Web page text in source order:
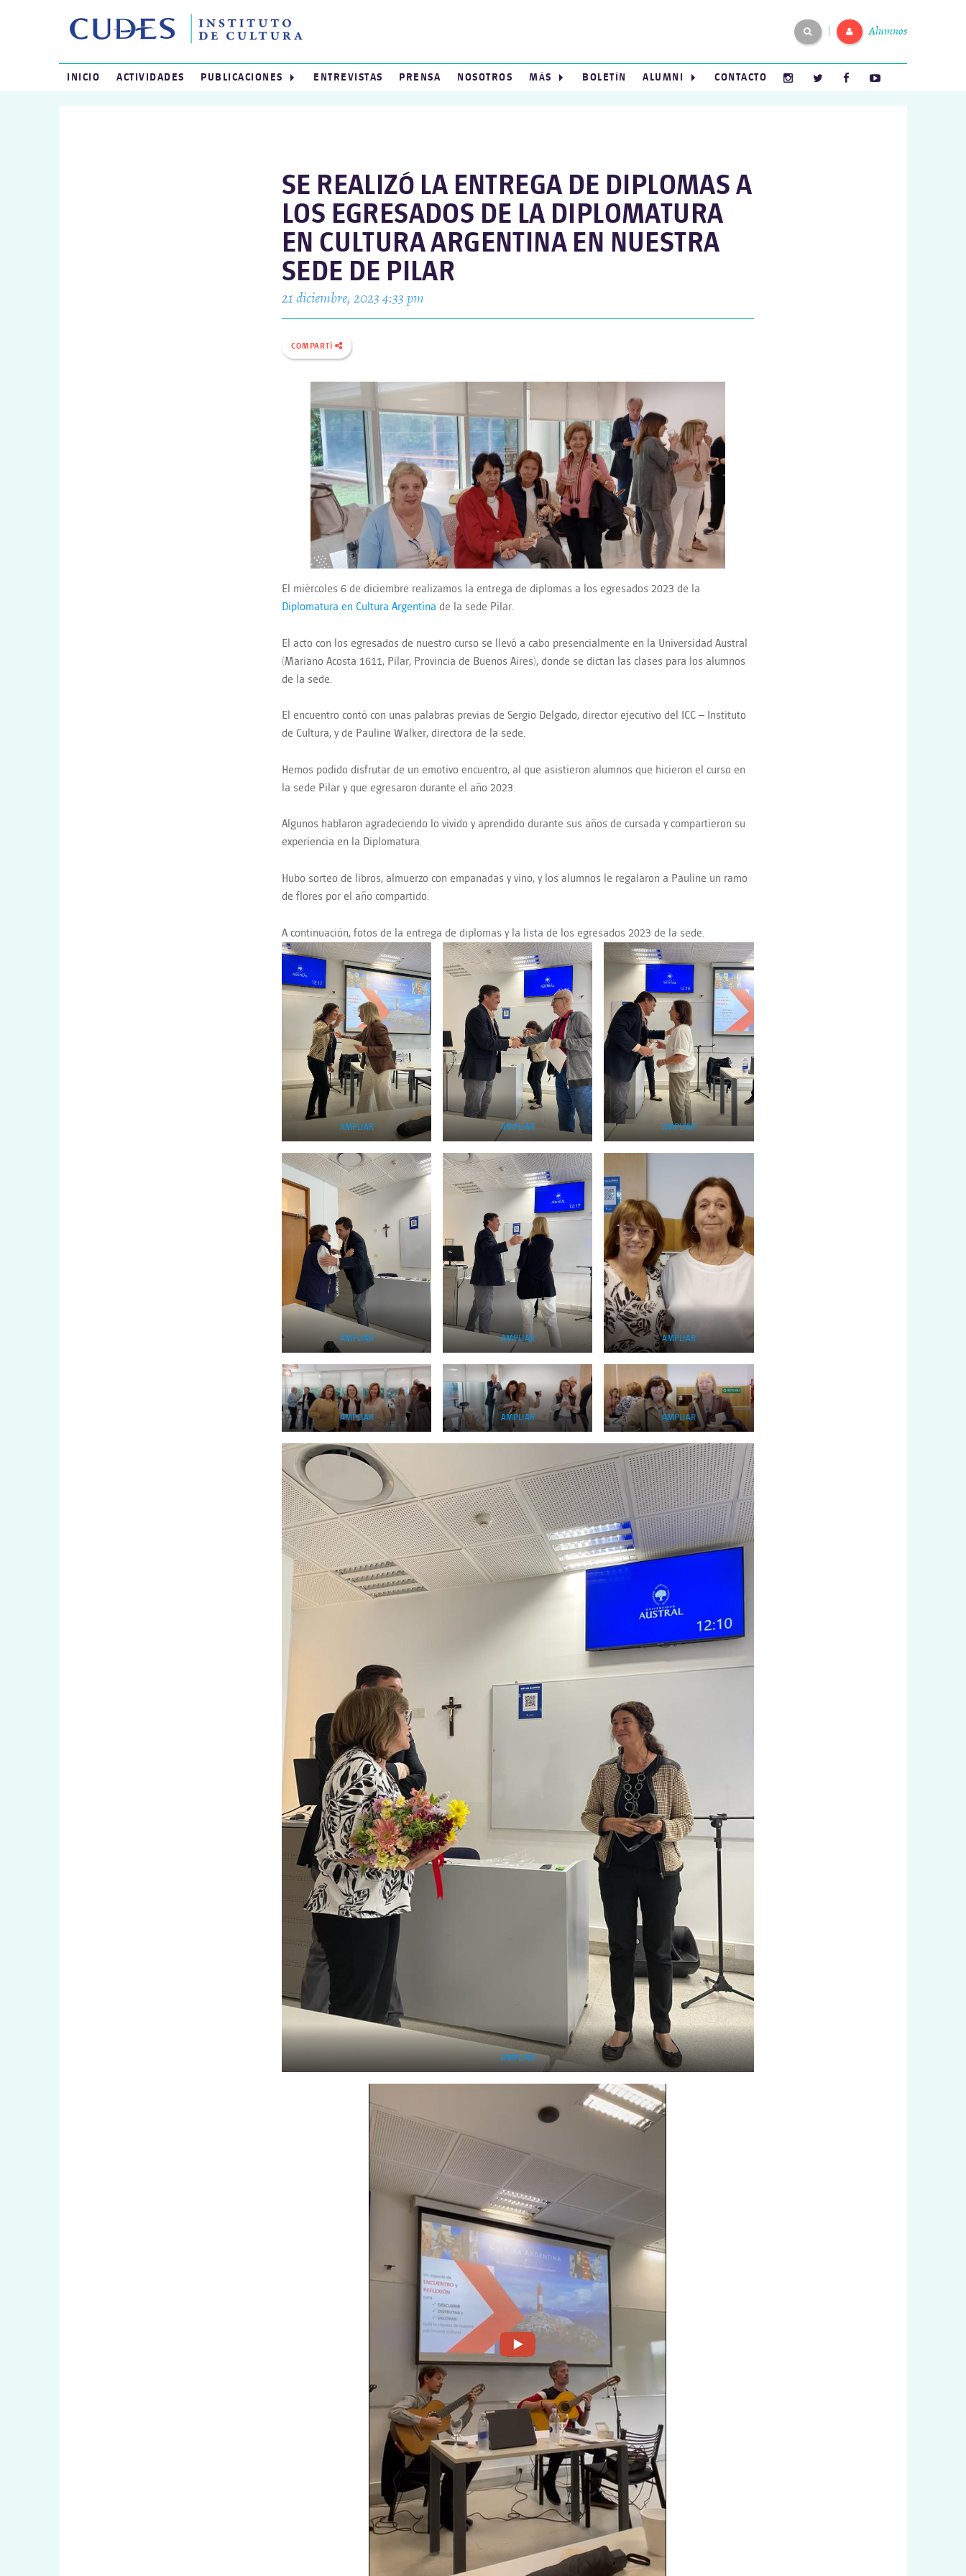
Alumnos
INICIO ACTIVIDADES PUBLICACIONES ENTREVISTAS PRENSA NOSOTROS MÁS BOLETÍN ALUMNI CONTACTO
SE REALIZÓ LA ENTREGA DE DIPLOMAS A
LOS EGRESADOS DE LA DIPLOMATURA
EN CULTURA ARGENTINA EN NUESTRA
SEDE DE PILAR
21 diciembre, 2023 4:33 pm
COMPARTÍ
El miércoles 6 de diciembre realizamos la entrega de diplomas a los egresados 2023 de la
Diplomatura en Cultura Argentina de la sede Pilar.
El acto con los egresados de nuestro curso se llevó a cabo presencialmente en la Universidad Austral
(Mariano Acosta 1611, Pilar, Provincia de Buenos Aires), donde se dictan las clases para los alumnos
de la sede.
El encuentro contó con unas palabras previas de Sergio Delgado, director ejecutivo del ICC – Instituto
de Cultura, y de Pauline Walker, directora de la sede.
Hemos podido disfrutar de un emotivo encuentro, al que asistieron alumnos que hicieron el curso en
la sede Pilar y que egresaron durante el año 2023.
Algunos hablaron agradeciendo lo vivido y aprendido durante sus años de cursada y compartieron su
experiencia en la Diplomatura.
Hubo sorteo de libros, almuerzo con empanadas y vino, y los alumnos le regalaron a Pauline un ramo
de flores por el año compartido.
A continuación, fotos de la entrega de diplomas y la lista de los egresados 2023 de la sede.
AMPLIAR AMPLIAR AMPLIAR
AMPLIAR AMPLIAR AMPLIAR
AMPLIAR AMPLIAR AMPLIAR
AMPLIAR